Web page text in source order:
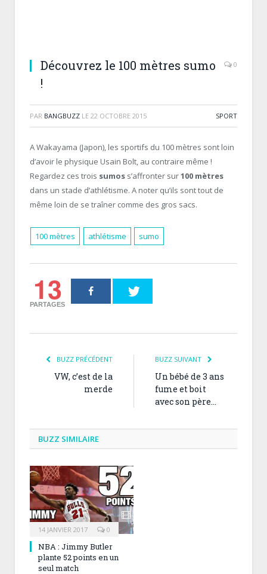
Découvrez le 100 mètres sumo
!
0
PAR BANGBUZZ LE 22 OCTOBRE 2015 SPORT
A Wakayama (Japon), les sportifs du 100 mètres sont loin
d’avoir le physique Usain Bolt, au contraire même !
Regardez ces trois sumos s’affronter sur100 mètres
dans un stade d’athlétisme. A noter qu’ils sont tout de
même loin de se traîner comme des gros sacs.
100 mètres athlétisme sumo
13
PARTAGES
BUZZ PRÉCÉDENT
VW, c’est de la
merde
BUZZ SUIVANT
Un bébé de 3 ans
fume et boit
avec son père…
BUZZ SIMILAIRE
14 JANVIER 2017 0
NBA : Jimmy Butler
plante 52 points en un
seul match